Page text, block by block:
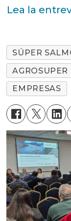
Lea la
SÚPER
AGROSUPER
EMPRESAS